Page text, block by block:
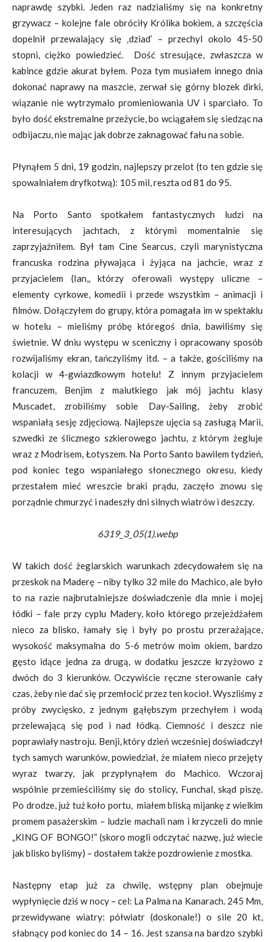
naprawdę szybki. Jeden raz nadzialiśmy się na konkretny
grzywacz – kolejne fale obróciły Królika bokiem, a szczęścia
dopelnił przewalający się ‚dziad’ – przechyl okolo 45-50
stopni, ciężko powiedzieć. Dość stresujące, zwłaszcza w
kabince gdzie akurat byłem. Poza tym musiałem innego dnia
dokonać naprawy na maszcie, zerwał się górny blozek dirki,
wiązanie nie wytrzymalo promieniowania UV i sparciało. To
było dość ekstremalne przeżycie, bo wciągałem się siedząc na
odbijaczu, nie mając jak dobrze zaknagować fału na sobie.
Płynąłem 5 dni, 19 godzin, najlepszy przelot (to ten gdzie się
spowalniałem dryfkotwą): 105 mil, reszta od 81 do 95.
Na Porto Santo spotkałem fantastycznych ludzi na
interesujących jachtach, z którymi momentalnie się
zaprzyjaźniłem. Był tam Cine Searcus, czyli marynistyczna
francuska rodzina pływająca i żyjąca na jachcie, wraz z
przyjacielem (Ian,, którzy oferowali występy uliczne –
elementy cyrkowe, komedii i przede wszystkim – animacji i
filmów. Dołączyłem do grupy, która pomagała im w spektaklu
w hotelu – mieliśmy próbę któregoś dnia, bawiliśmy się
świetnie. W dniu występu w sceniczny i opracowany sposób
rozwijaliśmy ekran, tańczyliśmy itd. – a także, gościliśmy na
kolacji w 4-gwiazdkowym hotelu! Z innym przyjacielem
francuzem, Benjim z malutkiego jak mój jachtu klasy
Muscadet, zrobiliśmy sobie Day-Sailing, żeby zrobić
wspaniałą sesję zdjęciową. Najlepsze ujęcia są zasługą Marii,
szwedki ze ślicznego szkierowego jachtu, z którym żegluje
wraz z Modrisem, Łotyszem. Na Porto Santo bawilem tydzień,
pod koniec tego wspaniałego słonecznego okresu, kiedy
przestałem mieć wreszcie braki prądu, zaczęło znowu się
porządnie chmurzyć i nadeszły dni silnych wiatrów i deszczy.
6319_3_05(1).webp
W takich dość żeglarskich warunkach zdecydowałem się na
przeskok na Maderę – niby tylko 32 mile do Machico, ale było
to na razie najbrutalniejsze doświadczenie dla mnie i mojej
łódki – fale przy cyplu Madery, koło którego przejeżdżałem
nieco za blisko, łamały się i były po prostu przerażające,
wysokość maksymalna do 5-6 metrów moim okiem, bardzo
gęsto idące jedna za drugą, w dodatku jeszcze krzyżowo z
dwóch do 3 kierunków. Oczywiście ręczne sterowanie cały
czas, żeby nie dać się przemłocić przez ten kocioł. Wyszliśmy z
próby zwycięsko, z jednym gąłębszym przechyłem i wodą
przelewającą się pod i nad łódką. Ciemność i deszcz nie
poprawiały nastroju. Benji, który dzień wcześniej doświadczył
tych samych warunków, powiedział, że miałem nieco przejęty
wyraz twarzy, jak przypłynąłem do Machico. Wczoraj
wspólnie przemieściliśmy się do stolicy, Funchal, skąd piszę.
Po drodze, już tuż koło portu, miałem bliską mijankę z wielkim
promem pasażerskim – ludzie machali nam i krzyczeli do mnie
„KING OF BONGO!” (skoro mogli odczytać nazwę, już wiecie
jak blisko byliśmy) – dostałem także pozdrowienie z mostka.
Następny etap już za chwilę, wstępny plan obejmuje
wypłynięcie dziś w nocy – cel: La Palma na Kanarach. 245 Mm,
przewidywane wiatry: półwiatr (doskonale!) o sile 20 kt,
słabnący pod koniec do 14 – 16. Jest szansa na bardzo szybki